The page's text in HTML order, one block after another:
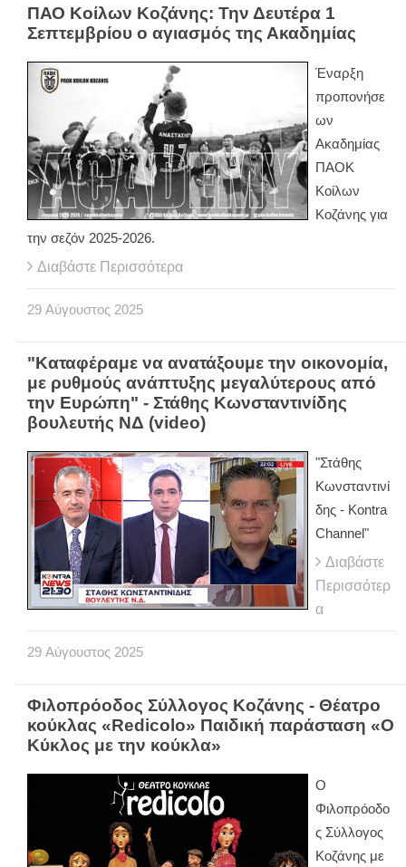
ΠΑΟ Κοίλων Κοζάνης: Την Δευτέρα 1
Σεπτεμβρίου ο αγιασμός της Ακαδημίας
Έναρξη
προπονήσε
ων
Ακαδημίας
ΠΑΟΚ
Κοίλων
Κοζάνης για
την σεζόν 2025-2026.
Διαβάστε Περισσότερα
29 Αύγουστος 2025
"Καταφέραμε να ανατάξουμε την οικονομία,
με ρυθμούς ανάπτυξης μεγαλύτερους από
την Ευρώπη" - Στάθης Κωνσταντινίδης
βουλευτής ΝΔ (video)
"Στάθης
Κωνσταντινί
δης - Kontra
Channel"
Διαβάστε
Περισσότερ
α
29 Αύγουστος 2025
Φιλοπρόοδος Σύλλογος Κοζάνης - Θέατρο
κούκλας «Redicolo» Παιδική παράσταση «Ο
Κύκλος με την κούκλα»
Ο
Φιλοπρόοδο
ς Σύλλογος
Κοζάνης με